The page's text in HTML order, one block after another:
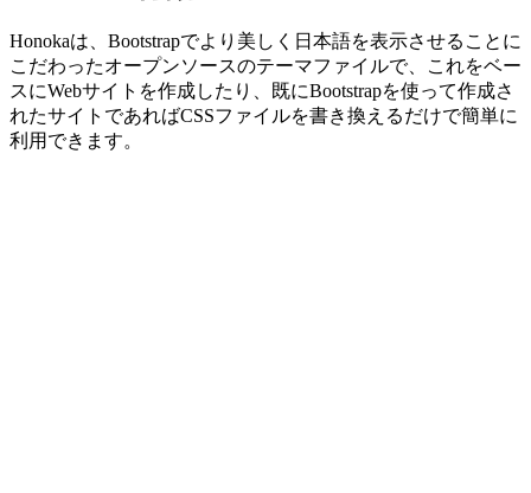
Honokaは、Bootstrapでより美しく日本語を表示させることに
こだわったオープンソースのテーマファイルで、これをベー
スにWebサイトを作成したり、既にBootstrapを使って作成さ
れたサイトであればCSSファイルを書き換えるだけで簡単に
利用できます。